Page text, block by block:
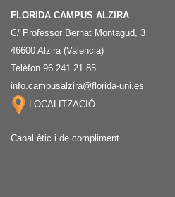
FLORIDA CAMPUS ALZIRA
C/ Professor Bernat Montagud, 3
46600 Alzira (Valencia)
Telèfon 96 241 21 85
info.campusalzira@florida-uni.es
LOCALITZACIÓ
Canal ètic i de compliment